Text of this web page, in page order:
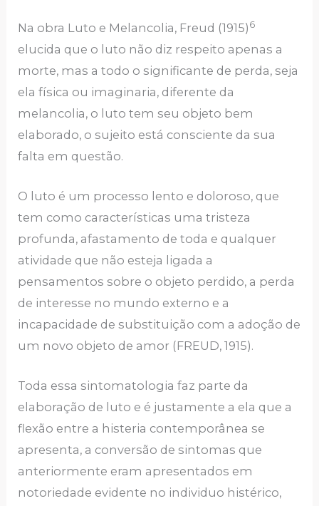
Na obra Luto e Melancolia, Freud (1915) 6
elucida que o luto não diz respeito apenas a
morte, mas a todo o significante de perda, seja
ela física ou imaginaria, diferente da
melancolia, o luto tem seu objeto bem
elaborado, o sujeito está consciente da sua
falta em questão.
O luto é um processo lento e doloroso, que
tem como características uma tristeza
profunda, afastamento de toda e qualquer
atividade que não esteja ligada a
pensamentos sobre o objeto perdido, a perda
de interesse no mundo externo e a
incapacidade de substituição com a adoção de
um novo objeto de amor (FREUD, 1915).
Toda essa sintomatologia faz parte da
elaboração de luto e é justamente a ela que a
flexão entre a histeria contemporânea se
apresenta, a conversão de sintomas que
anteriormente eram apresentados em
notoriedade evidente no individuo histérico,